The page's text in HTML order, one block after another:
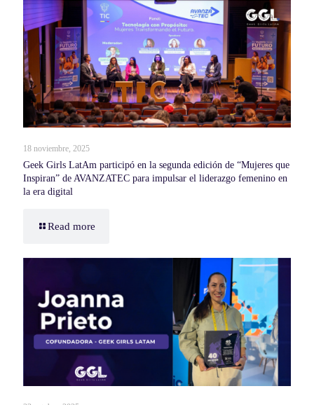
18 noviembre, 2025
Geek Girls LatAm participó en la segunda edición de “Mujeres que
Inspiran” de AVANZATEC para impulsar el liderazgo femenino en
la era digital
Read more